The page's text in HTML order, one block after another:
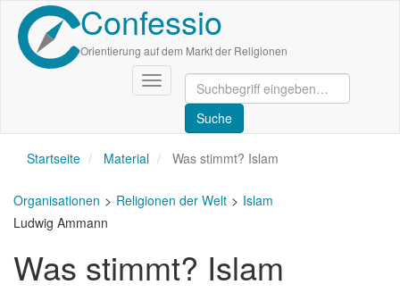
Direkt
zum
Inhalt
Confessio
Orientierung auf dem Markt der Religionen
Navigation
aktivieren/deaktivieren
Startseite Material Was stimmt? Islam
Organisationen Religionen der Welt
Islam
Ludwig Ammann
Was stimmt? Islam